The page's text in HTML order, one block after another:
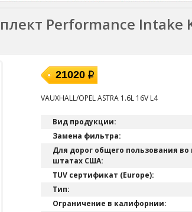
Performance Intake
21020
VAUXHALL/OPEL ASTRA 1.6L 16V L4
Вид продукции:
Замена фильтра:
Для дорог общего пользования во
штатах США:
TUV сертификат (Europe):
Тип:
Ограничение в калифорнии: